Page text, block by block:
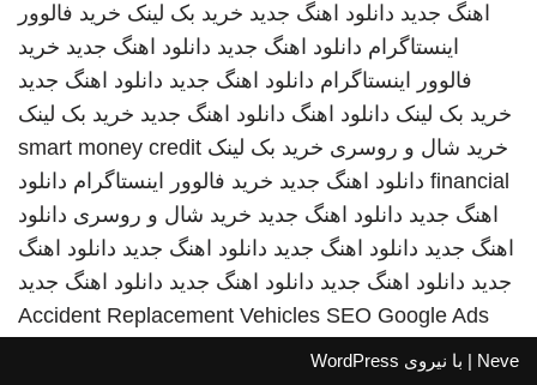
اهنگ جدید دانلود اهنگ جدید خرید بک لینک خرید فالوور
اینستاگرام دانلود اهنگ جدید دانلود اهنگ جدید خرید
فالوور اینستاگرام دانلود اهنگ جدید دانلود اهنگ جدید
خرید بک لینک دانلود اهنگ دانلود اهنگ جدید خرید بک لینک
خرید شال و روسری خرید بک لینک smart money credit
financial دانلود اهنگ جدید خرید فالوور اینستاگرام دانلود
اهنگ جدید دانلود اهنگ جدید خرید شال و روسری دانلود
اهنگ جدید دانلود اهنگ جدید دانلود اهنگ جدید دانلود اهنگ
جدید دانلود اهنگ جدید دانلود اهنگ جدید دانلود اهنگ جدید
Accident Replacement Vehicles SEO Google Ads
Neve | با نیروی WordPress